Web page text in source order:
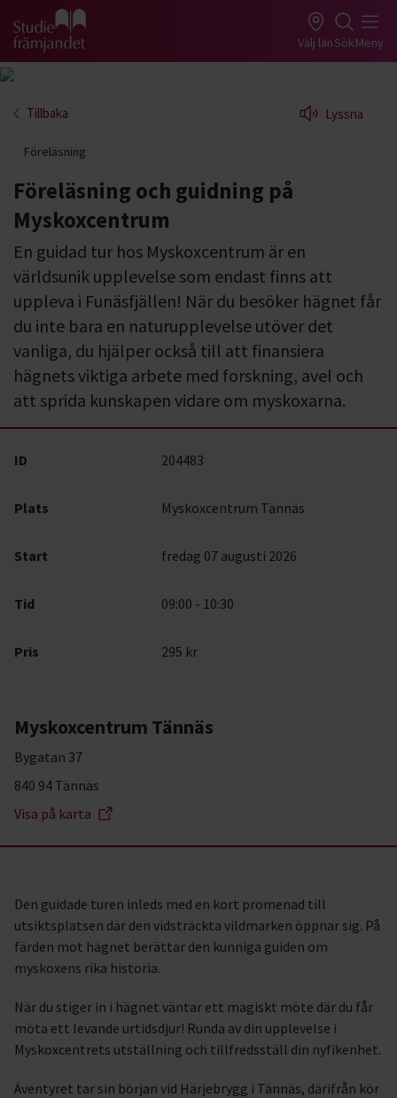
Gå till studiefrämjandets startsida Välj länSökMeny
Tillbaka Lyssna
Föreläsning
Föreläsning och guidning på
Myskoxcentrum
En guidad tur hos Myskoxcentrum är en
världsunik upplevelse som endast finns att
uppleva i Funäsfjällen! När du besöker hägnet får
du inte bara en naturupplevelse utöver det
vanliga, du hjälper också till att finansiera
hägnets viktiga arbete med forskning, avel och
att sprida kunskapen vidare om myskoxarna.
ID 204483
Plats Myskoxcentrum Tännäs
Start fredag 07 augusti 2026
Tid 09:00 - 10:30
Pris 295 kr
Myskoxcentrum Tännäs
Bygatan 37
840 94 Tännäs
Visa på karta
Den guidade turen inleds med en kort promenad till
utsiktsplatsen där den vidsträckta vildmarken öppnar sig. På
färden mot hägnet berättar den kunniga guiden om
myskoxens rika historia.
När du stiger in i hägnet väntar ett magiskt möte där du får
möta ett levande urtidsdjur! Runda av din upplevelse i
Myskoxcentrets utställning och tillfredsställ din nyfikenhet.
Äventyret tar sin början vid Härjebrygg i Tännäs, därifrån kör